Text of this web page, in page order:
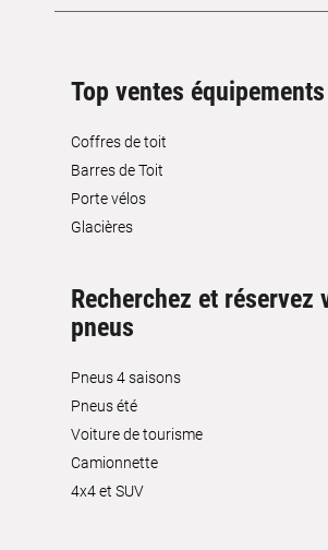
Top ventes équipements
Coffres de toit
Barres de Toit
Porte vélos
Glacières
Recherchez et réservez
pneus
Pneus 4 saisons
Pneus été
Voiture de tourisme
Camionnette
4x4 et SUV